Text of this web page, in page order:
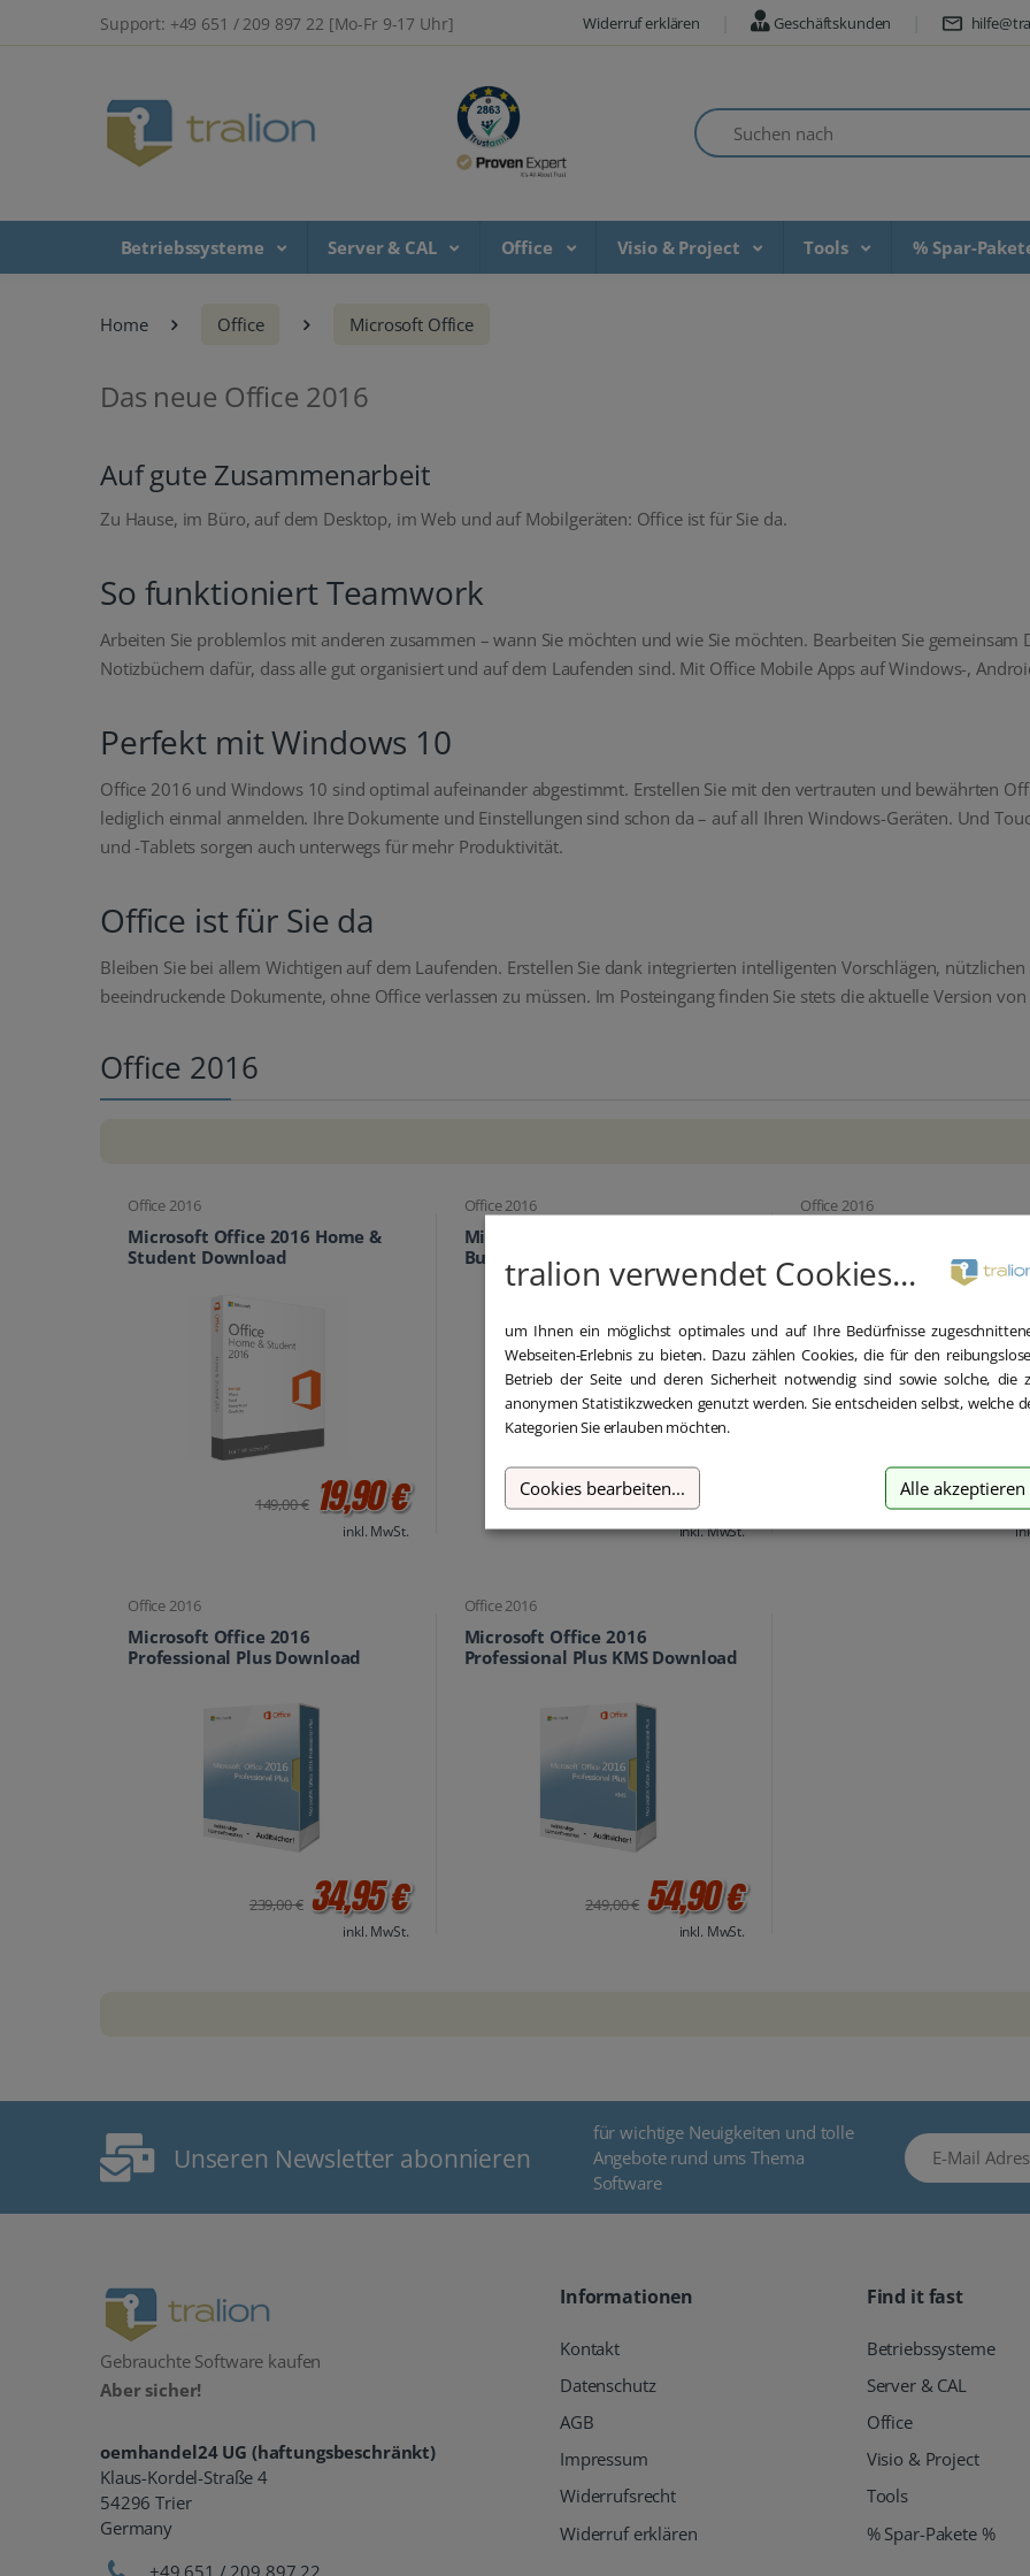
Support: +49 651 / 209 897 22 [Mo-Fr 9-17 Uhr] Widerruf erklären Geschäftskunden
Suchen nach
Betriebssysteme Server & CAL Office Visio & Project Tools % Spar-
Home Office Microsoft Office
Das neue Office 2016
Auf gute Zusammenarbeit
Zu Hause, im Büro, auf dem Desktop, im Web und auf Mobilgeräten: Office ist für Sie da.
So funktioniert Teamwork
Arbeiten Sie problemlos mit anderen zusammen – wann Sie möchten und wie Sie möchten. Bearbeiten Sie
Notizbüchern dafür, dass alle gut organisiert und auf dem Laufenden sind. Mit Office Mobile Apps auf Windows-,
Perfekt mit Windows 10
Office 2016 und Windows 10 sind optimal aufeinander abgestimmt. Erstellen Sie mit den vertrauten und bewährten
lediglich einmal anmelden. Ihre Dokumente und Einstellungen sind schon da – auf all Ihren Windows-Geräten. Und
und -Tablets sorgen auch unterwegs für mehr Produktivität.
Office ist für Sie da
Bleiben Sie bei allem Wichtigen auf dem Laufenden. Erstellen Sie dank integrierten intelligenten Vorschlägen,
beeindruckende Dokumente, ohne Office verlassen zu müssen. Im Posteingang finden Sie stets die aktuelle Version
Office 2016
Office 2016
Microsoft Office 2016 Home &
Student Download
149,00 € 19,90 €
inkl. MwSt.
Office 2016
Microsoft Office 2016 Home &
Business Download
199,00 € 24,95 €
inkl. MwSt.
Office 2016
Professional Download
459,00 €
Office 2016
Microsoft Office 2016
Professional Plus Download
239,00 € 34,95 €
inkl. MwSt.
Office 2016
Microsoft Office 2016
Professional Plus KMS Download
249,00 € 54,90 €
inkl. MwSt.
Unseren Newsletter abonnieren
für wichtige Neuigkeiten und tolle
Angebote rund ums Thema
Software
E-Mail Adresse
Gebrauchte Software kaufen
Aber sicher!
oemhandel24 UG (haftungsbeschränkt)
Klaus-Kordel-Straße 4
54296 Trier
Germany
+49 651 / 209 897 22
Informationen
Kontakt
Datenschutz
AGB
Impressum
Widerrufsrecht
Widerruf erklären
Find it fast
Betriebssysteme
Server & CAL
Office
Visio & Project
Tools
% Spar-Pakete %
tralion verwendet Cookies...
um Ihnen ein möglichst optimales und auf Ihre Bedürfnisse
Webseiten-Erlebnis zu bieten. Dazu zählen Cookies, die für den
Betrieb der Seite und deren Sicherheit notwendig sind sowie solche, die
anonymen Statistikzwecken genutzt werden. Sie entscheiden selbst, welche
Kategorien Sie erlauben möchten.
Cookies bearbeiten... Alle akzeptieren